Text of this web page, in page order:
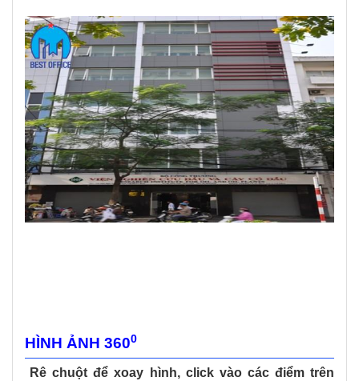
HÌNH ẢNH 3600
Rê chuột để xoay hình, click vào các điểm trên